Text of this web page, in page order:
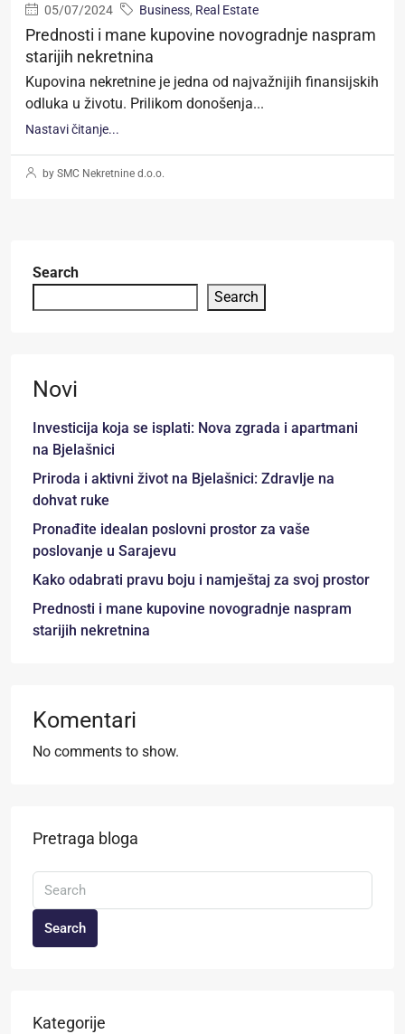
05/07/2024 Business, Real Estate
Prednosti i mane kupovine novogradnje naspram
starijih nekretnina
Kupovina nekretnine je jedna od najvažnijih finansijskih
odluka u životu. Prilikom donošenja...
Nastavi čitanje...
by SMC Nekretnine d.o.o.
Search
Search
Novi
Investicija koja se isplati: Nova zgrada i apartmani
na Bjelašnici
Priroda i aktivni život na Bjelašnici: Zdravlje na
dohvat ruke
Pronađite idealan poslovni prostor za vaše
poslovanje u Sarajevu
Kako odabrati pravu boju i namještaj za svoj prostor
Prednosti i mane kupovine novogradnje naspram
starijih nekretnina
Komentari
No comments to show.
Pretraga bloga
Search
Kategorije